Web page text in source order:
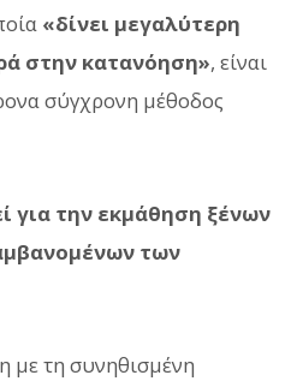
«δίνει μεγαλύτερη
στην κατανόηση», είναι
σύγχρονη μέθοδος
για την εκμάθηση ξένων
των
με τη συνηθισμένη